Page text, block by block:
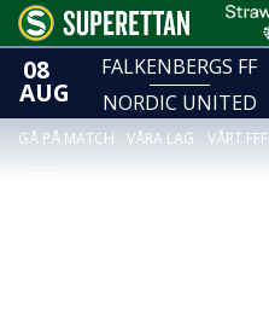
08
AUG
FALKENBERGS FF
NORDIC UNITED
GÅ PÅ MATCH VÅRA LAG VÅRT FFF